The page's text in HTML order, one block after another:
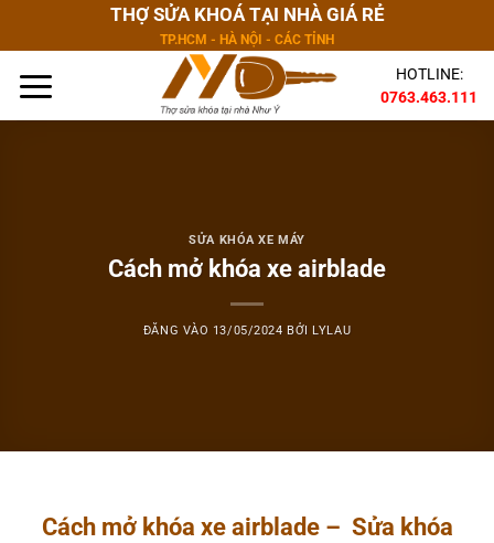
dung
THỢ SỬA KHOÁ TẠI NHÀ GIÁ RẺ
TP.HCM - HÀ NỘI - CÁC TỈNH
HOTLINE:
0763.463.111
SỬA KHÓA XE MÁY
Cách mở khóa xe airblade
ĐĂNG VÀO 13/05/2024 BỞI LYLAU
Cách mở khóa xe airblade – Sửa khóa